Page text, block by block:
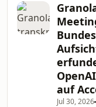
Roblox
https://
Gemini
auf
Jul 30, 2026